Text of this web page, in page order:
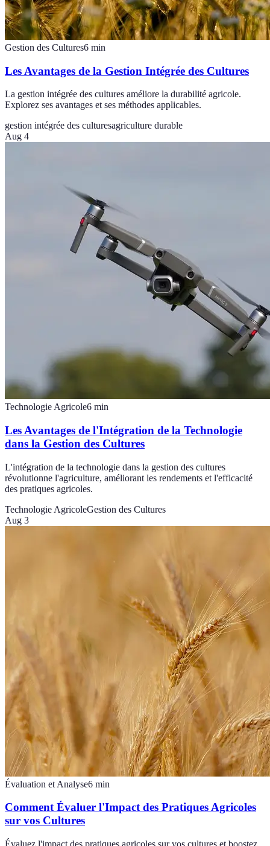
Gestion des Cultures6 min
Les Avantages de la Gestion Intégrée des Cultures
La gestion intégrée des cultures améliore la durabilité agricole.
Explorez ses avantages et ses méthodes applicables.
gestion intégrée des culturesagriculture durable
Aug 4
Technologie Agricole6 min
Les Avantages de l'Intégration de la Technologie
dans la Gestion des Cultures
L'intégration de la technologie dans la gestion des cultures
révolutionne l'agriculture, améliorant les rendements et l'efficacité
des pratiques agricoles.
Technologie AgricoleGestion des Cultures
Aug 3
Évaluation et Analyse6 min
Comment Évaluer l'Impact des Pratiques Agricoles
sur vos Cultures
Évaluez l'impact des pratiques agricoles sur vos cultures et boostez